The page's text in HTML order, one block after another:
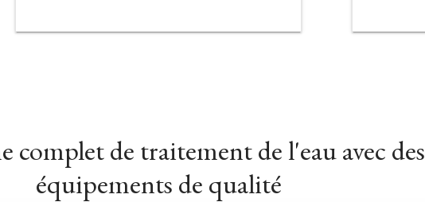
complet de traitement de l'eau avec des
équipements de qualité